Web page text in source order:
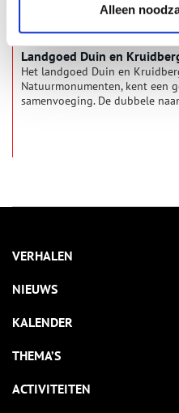
Alleen
Landgoed Duin en
Het landgoed Duin en
Natuurmonumenten, kent een
samenvoeging. De dubbele
VERHALEN
NIEUWS
KALENDER
THEMA’S
ACTIVITEITEN